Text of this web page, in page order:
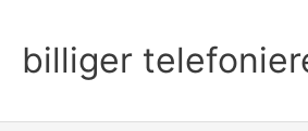
Inhalt
springen
billiger